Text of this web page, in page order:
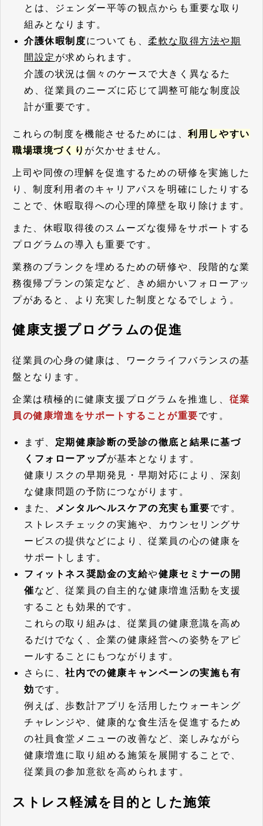
とは、ジェンダー平等の観点からも重要な取り
組みとなります。
介護休暇制度についても、柔軟な取得方法や期
間設定 が求められます。
介護の状況は個々のケースで大きく異なるた
め、従業員のニーズに応じて調整可能な制度設
計が重要です。
これらの制度を機能させるためには、利用しやすい
職場環境づくり が欠かせません。
上司や同僚の理解を促進するための研修を実施した
り、制度利用者のキャリアパスを明確にしたりする
ことで、休暇取得への心理的障壁を取り除けます。
また、休暇取得後のスムーズな復帰をサポートする
プログラムの導入も重要です。
業務のブランクを埋めるための研修や、段階的な業
務復帰プランの策定など、きめ細かいフォローアッ
プがあると、より充実した制度となるでしょう。
健康支援プログラムの促進
従業員の心身の健康は、ワークライフバランスの基
盤となります。
企業は積極的に健康支援プログラムを推進し、 従業
員の健康増進をサポートすることが重要です。
まず、 定期健康診断の受診の徹底と結果に基づ
くフォローアップが基本となります。
健康リスクの早期発見・早期対応により、深刻
な健康問題の予防につながります。
また、 メンタルヘルスケアの充実も重要です。
ストレスチェックの実施や、カウンセリングサ
ービスの提供などにより、従業員の心の健康を
サポートします。
フィットネス奨励金の支給や健康セミナーの開
催など、従業員の自主的な健康増進活動を支援
することも効果的です。
これらの取り組みは、従業員の健康意識を高め
るだけでなく、企業の健康経営への姿勢をアピ
ールすることにもつながります。
さらに、社内での健康キャンペーンの実施も有
効です。
例えば、歩数計アプリを活用したウォーキング
チャレンジや、健康的な食生活を促進するため
の社員食堂メニューの改善など、楽しみながら
健康増進に取り組める施策を展開することで、
従業員の参加意欲を高められます。
ストレス軽減を目的とした施策